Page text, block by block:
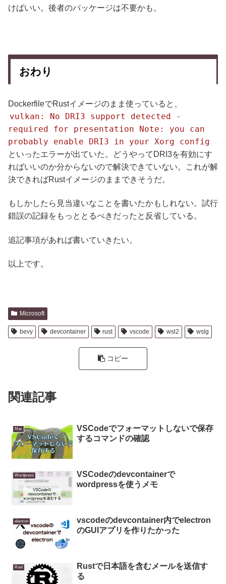
けばいい。後者のパッケージは不要かも。
おわり
DockerfileでRustイメージのまま使っていると、
vulkan: No DRI3 support detected -
required for presentation Note: you can
probably enable DRI3 in your Xorg config
といったエラーが出ていた。どうやってDRI3を有効にす
ればいいのか分からないので解決できていない。これが解
決できればRustイメージのままできそうだ。
もしかしたら見当違いなことを書いたかもしれない。試行
錯誤の記録をもっととるべきだったと反省している。
追記事項があれば書いていきたい。
以上です。
Microsoft
bevy devcontainer rust vscode wsl2 wslg
コピー
関連記事
Mac
VSCodeでフォーマットしないで保存
するコマンドの確認
Wordpress
VSCodeのdevcontainerで
wordpressを使うメモ
electron
vscodeのdevcontainer内でelectron
のGUIアプリを作りたかった
Rust
Rustで日本語を含むメールを送信す
る